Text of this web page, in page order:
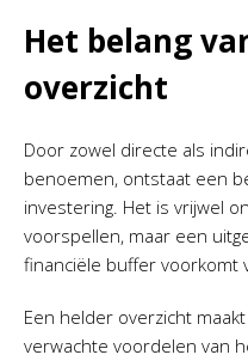
Het belang
overzicht
Door zowel directe als
benoemen, ontstaat een
investering. Het is vrijwel
voorspellen, maar een
financiële buffer voorkomt
Een helder overzicht
verwachte voordelen van